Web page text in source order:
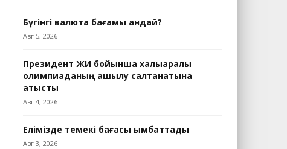
Бүгінгі валюта бағамы қандай?
Авг 5, 2026
Президент ЖИ бойынша халықаралық
олимпиаданың ашылу салтанатына
қатысты
Авг 4, 2026
Елімізде темекі бағасы қымбаттады
Авг 3, 2026